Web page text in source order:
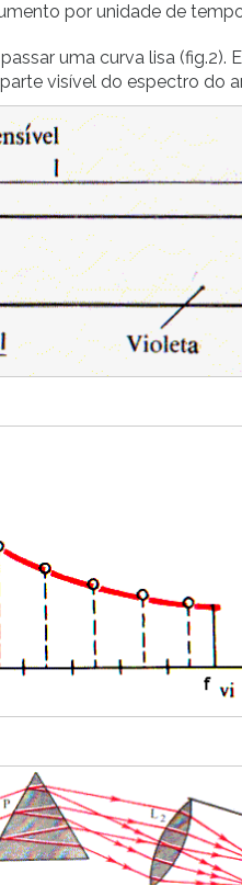
por unidade de
uma curva lisa (fig.2).
visível do espectro do